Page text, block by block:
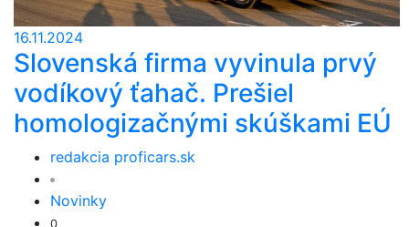
16.11.2024
Slovenská firma vyvinula prvý
vodíkový ťahač. Prešiel
homologizačnými skúškami EÚ
redakcia proficars.sk
Novinky
0